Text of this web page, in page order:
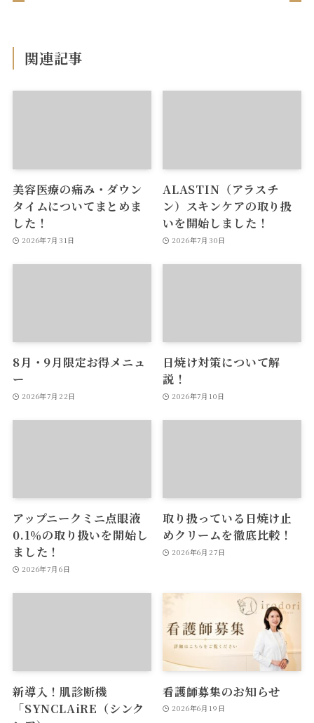
関連記事
美容医療の痛み・ダウン
タイムについてまとめま
した！
2026年7月31日
ALASTIN（アラスチ
ン）スキンケアの取り扱
いを開始しました！
2026年7月30日
8月・9月限定お得メニュ
ー
2026年7月22日
日焼け対策について解
説！
2026年7月10日
アップニークミニ点眼液
0.1％の取り扱いを開始し
ました！
2026年7月6日
取り扱っている日焼け止
めクリームを徹底比較！
2026年6月27日
新導入！肌診断機
「SYNCLAiRE（シンク
看護師募集のお知らせ
2026年6月19日